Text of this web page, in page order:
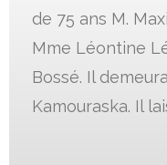
de 75 ans M.
Mme Léontine
Bossé. Il
Kamouraska. Il